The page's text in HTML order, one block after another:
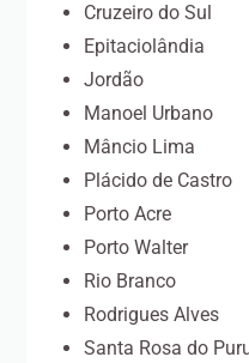
Cruzeiro do Sul
Epitaciolândia
Jordão
Manoel Urbano
Mâncio Lima
Plácido de Castro
Porto Acre
Porto Walter
Rio Branco
Rodrigues Alves
Santa Rosa do